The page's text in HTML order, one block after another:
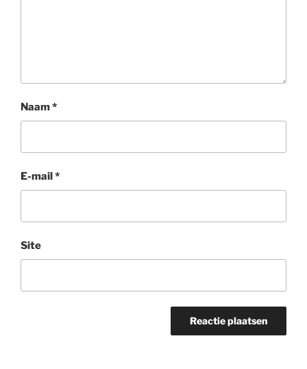
Naam*
E-mail *
Site